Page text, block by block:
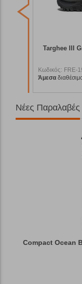
Targhee III
Κωδικός: FRE-
Άμεσα
Νέες Παραλαβές